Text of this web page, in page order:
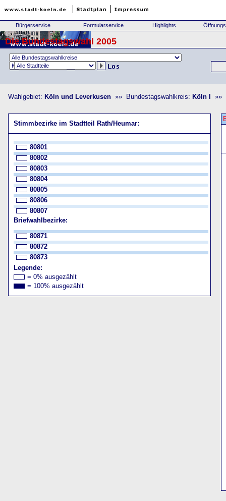
Bürgerservice Formularservice Highlights
Die Bundestagswahl 2005
Wahlgebiet: Köln und Leverkusen »» Bundestagswahlkreis: Köln I »»
Stimmbezirke im Stadtteil Rath/Heumar:
80801
80802
80803
80804
80805
80806
80807
Briefwahlbezirke:
80871
80872
80873
Legende:
= 0% ausgezählt
= 100% ausgezählt